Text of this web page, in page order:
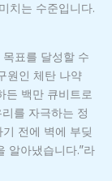
치는 수준입니다.
표를 달성할 수
원인 체탄 나약
든 백만 큐비트로
를 자극하는 정
전에 벽에 부딪
알아냈습니다.”라